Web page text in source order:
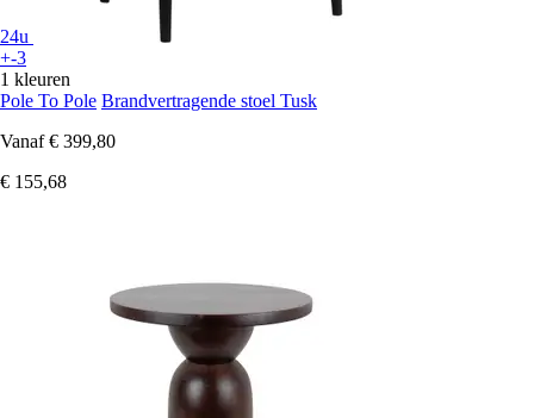
24u
+-3
1 kleuren
Pole To Pole Brandvertragende stoel Tusk
Vanaf € 399,80
€ 155,68